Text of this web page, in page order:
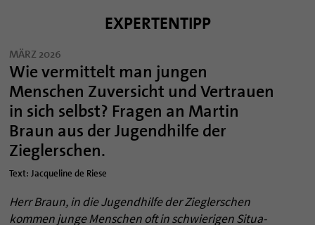
EXPERTENTIPP
MÄRZ 2026
Wie vermittelt man jungen
Menschen Zuversicht und Vertrauen
in sich selbst? Fragen an Martin
Braun aus der Jugendhilfe der
Zieglerschen.
Text: Jacqueline de Riese
Herr Braun, in die Jugend­hilfe der Zieg­ler­schen
kom­men junge Men­schen oft in schwie­ri­gen Situa­